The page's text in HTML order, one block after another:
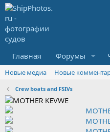
Главная Форумы
Новые медиа Новые
Crew boats and FSIVs